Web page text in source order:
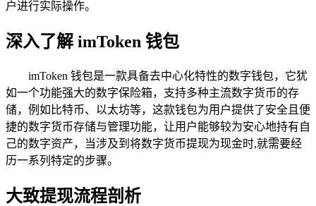
户进行实际操作。
深入了解 imToken 钱包
imToken 钱包是一款具备去中心化特性的数字钱包，它犹
如一个功能强大的数字保险箱，支持多种主流数字货币的存
储，例如比特币、以太坊等，这款钱包为用户提供了安全且便
捷的数字货币存储与管理功能，让用户能够较为安心地持有自
己的数字资产，当涉及到将数字货币提现为现金时,就需要经
历一系列特定的步骤。
大致提现流程剖析